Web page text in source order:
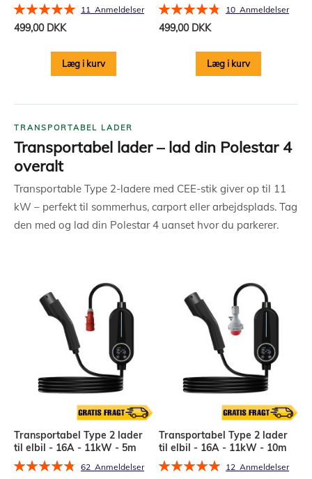
Bedømmelse:
100%
11 Anmeldelser
499,00 DKK
Læg i kurv
Bedømmelse:
96%
10Anmeldelser
499,00 DKK
Læg i kurv
TRANSPORTABEL LADER
Transportabel lader – lad din Polestar 4
overalt
Transportable Type 2-ladere med CEE-stik giver op til 11
kW – perfekt til sommerhus, carport eller arbejdsplads. Tag
den med og lad din Polestar 4 uanset hvor du parkerer.
Transportabel Type 2 lader
til elbil - 16A - 11kW - 5m
Bedømmelse:
62 Anmeldelser
Transportabel Type 2 lader
til elbil - 16A - 11kW - 10m
Bedømmelse:
12Anmeldelser